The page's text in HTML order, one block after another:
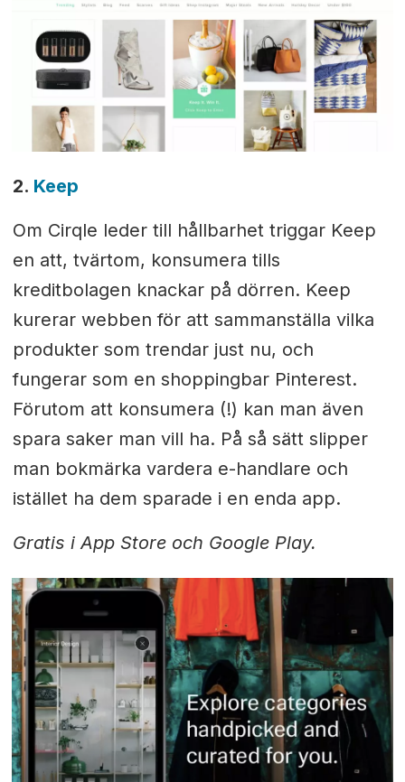
2. Keep
Om Cirqle leder till hållbarhet triggar Keep
en att, tvärtom, konsumera tills
kreditbolagen knackar på dörren. Keep
kurerar webben för att sammanställa vilka
produkter som trendar just nu, och
fungerar som en shoppingbar Pinterest.
Förutom att konsumera (!) kan man även
spara saker man vill ha. På så sätt slipper
man bokmärka vardera e-handlare och
istället ha dem sparade i en enda app.
Gratis i App Store och Google Play.